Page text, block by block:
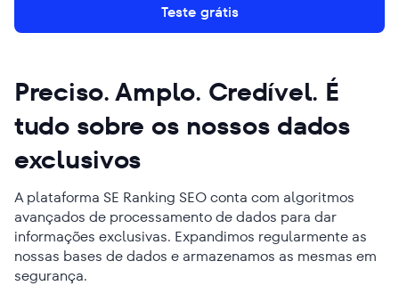
Teste grátis
Preciso. Amplo. Credível. É
tudo sobre os nossos dados
exclusivos
A plataforma SE Ranking SEO conta com algoritmos
avançados de processamento de dados para dar
informações exclusivas. Expandimos regularmente as
nossas bases de dados e armazenamos as mesmas em
segurança.